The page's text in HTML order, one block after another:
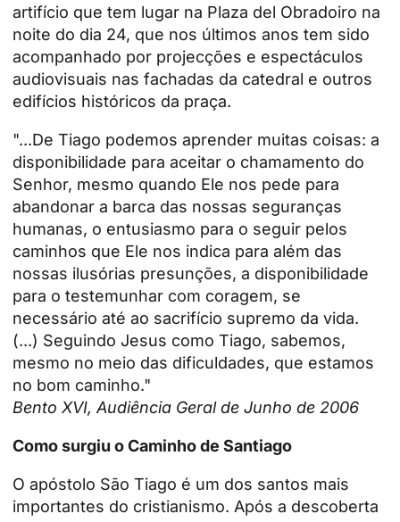
artifício que tem lugar na Plaza del Obradoiro na
noite do dia 24, que nos últimos anos tem sido
acompanhado por projecções e espectáculos
audiovisuais nas fachadas da catedral e outros
edifícios históricos da praça.
"...De Tiago podemos aprender muitas coisas: a
disponibilidade para aceitar o chamamento do
Senhor, mesmo quando Ele nos pede para
abandonar a barca das nossas seguranças
humanas, o entusiasmo para o seguir pelos
caminhos que Ele nos indica para além das
nossas ilusórias presunções, a disponibilidade
para o testemunhar com coragem, se
necessário até ao sacrifício supremo da vida.
(...) Seguindo Jesus como Tiago, sabemos,
mesmo no meio das dificuldades, que estamos
no bom caminho."
Bento XVI, Audiência Geral de Junho de 2006
Como surgiu o Caminho de Santiago
O apóstolo São Tiago é um dos santos mais
importantes do cristianismo. Após a descoberta